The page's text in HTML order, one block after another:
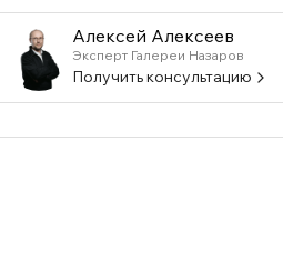
Алексей Алексеев
Эксперт Галереи Назаров
Получить консультацию